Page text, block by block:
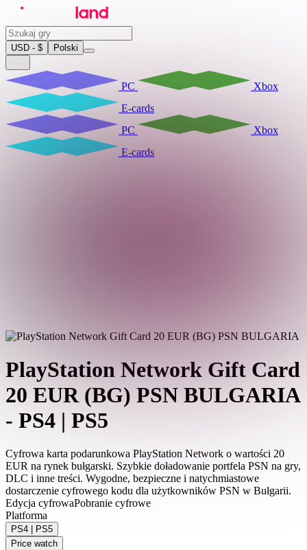
USD - $ Polski
PC
Xbox
E-cards
PC
Xbox
E-cards
PlayStation Network Gift Card
20 EUR (BG) PSN BULGARIA
- PS4 | PS5
Cyfrowa karta podarunkowa PlayStation Network o wartości 20
EUR na rynek bułgarski. Szybkie doładowanie portfela PSN na gry,
DLC i inne treści. Wygodne, bezpieczne i natychmiastowe
dostarczenie cyfrowego kodu dla użytkowników PSN w Bułgarii.
Edycja cyfrowaPobranie cyfrowe
Platforma
PS4 | PS5
Price watch